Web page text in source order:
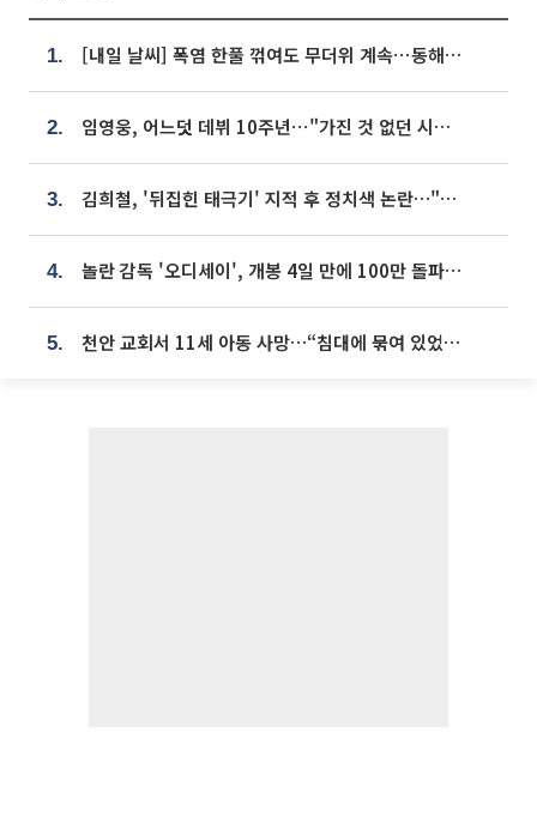
1. [내일 날씨] 폭염 한풀 꺾여도 무더위 계속⋯동해안 이틀 연속 비
2. 임영웅, 어느덧 데뷔 10주년⋯"가진 것 없던 시절, 내 앞엔 20명의 팬뿐"
3. 김희철, '뒤집힌 태극기' 지적 후 정치색 논란…"좌우 떠나 우리나라 국기"
4. 놀란 감독 '오디세이', 개봉 4일 만에 100만 돌파⋯'왕사남' 보다 빠르다
5. 천안 교회서 11세 아동 사망…“침대에 묶여 있었다” 진술 확보